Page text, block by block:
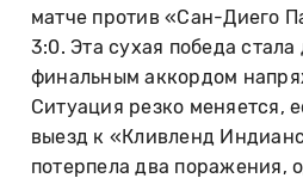
матче против «Сан-Диего
3:0. Эта сухая победа
финальным аккордом
Ситуация резко меняется,
выезд к «Кливленд
потерпела два поражения,